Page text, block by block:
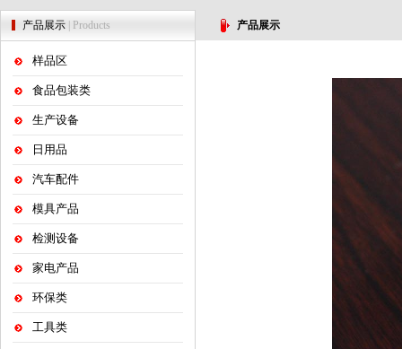
产品展示 | Products
样品区
食品包装类
生产设备
日用品
汽车配件
模具产品
检测设备
家电产品
环保类
工具类
产品展示